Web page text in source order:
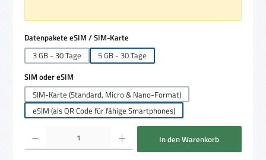
Datenpakete eSIM / SIM-Karte
3 GB - 30 Tage
5 GB - 30 Tage
SIM oder eSIM
SIM-Karte (Standard, Micro & Nano-Format)
eSIM (als QR Code für fähige Smartphones)
Produkt Anzahl: Gib den gewünschten Wert ein oder benutze die Schaltflächen um
In den Warenkorb